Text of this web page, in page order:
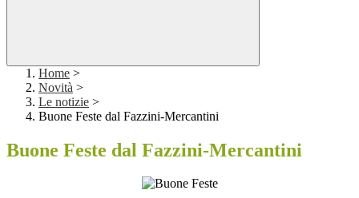
Home >
Novità >
Le notizie >
Buone Feste dal Fazzini-Mercantini
Buone Feste dal Fazzini-Mercantini